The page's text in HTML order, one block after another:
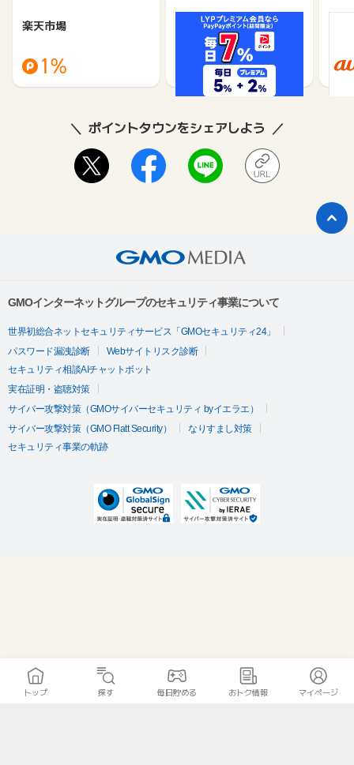
楽天市場
1%
Yahoo!ショッピング
1%
ポイントタウンをシェアしよう
GMOインターネットグループのセキュリティ事業について
世界初総合ネットセキュリティサービス「GMOセキュリティ24」
パスワード漏洩診断
Webサイトリスク診断
セキュリティ相談AIチャットボット
実在証明・盗聴対策
サイバー攻撃対策（GMOサイバーセキュリティ byイエラエ）
サイバー攻撃対策（GMO Flatt Security）
なりすまし対策
セキュリティ事業の軌跡
トップ 探す 毎日貯める おトク情報 マイページ